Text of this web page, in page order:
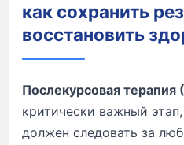
как сохранить
восстановить
Послекурсовая терапия
критически важный
должен следовать за